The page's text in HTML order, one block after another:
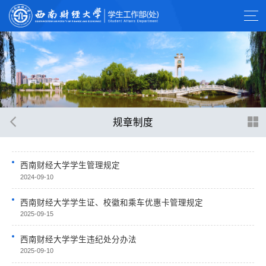
规章制度
西南财经大学学生管理规定
2024-09-10
西南财经大学学生证、校徽和乘车优惠卡管理规定
2025-09-15
西南财经大学学生违纪处分办法
2025-09-10